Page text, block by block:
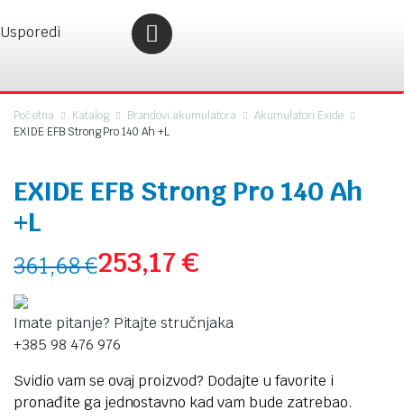
Početna Katalog Brandovi akumulatora
Akumulatori Exide
EXIDE EFB Strong Pro 140 Ah +L
EXIDE EFB Strong Pro 140 Ah
+L
361,68€253,17€
Imate pitanje? Pitajte stručnjaka
+385 98 476 976
Svidio vam se ovaj proizvod? Dodajte u favorite i
pronađite ga jednostavno kad vam bude zatrebao.
Usporedi